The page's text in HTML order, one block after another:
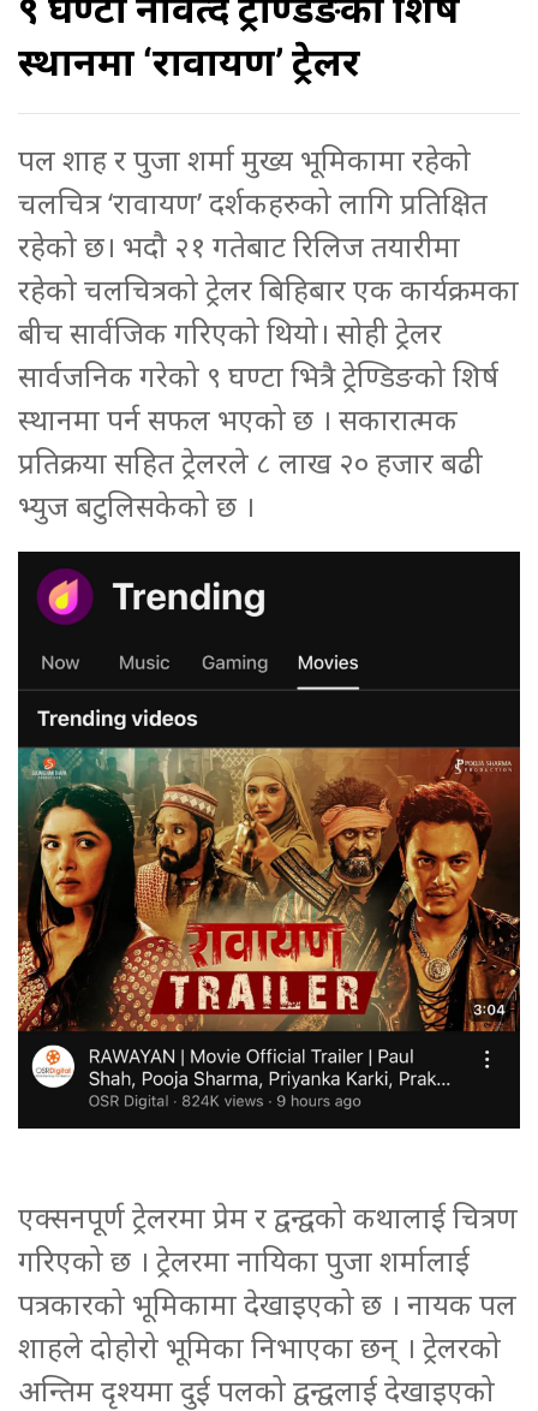
स्थानमा ‘रावायण’ ट्रेलर
पल शाह र पुजा शर्मा मुख्य भूमिकामा रहेको
चलचित्र ‘रावायण’ दर्शकहरुको लागि प्रतिक्षित
रहेको छ। भदौ २१ गतेबाट रिलिज तयारीमा
रहेको चलचित्रको ट्रेलर बिहिबार एक कार्यक्रमका
बीच सार्वजिक गरिएको थियो। सोही ट्रेलर
सार्वजनिक गरेको ९ घण्टा भित्रै ट्रेण्डिङको शिर्ष
स्थानमा पर्न सफल भएको छ । सकारात्मक
प्रतिक्रया सहित ट्रेलरले ८ लाख २० हजार बढी
भ्युज बटुलिसकेको छ ।
एक्सनपूर्ण ट्रेलरमा प्रेम र द्वन्द्वको कथालाई चित्रण
गरिएको छ । ट्रेलरमा नायिका पुजा शर्मालाई
पत्रकारको भूमिकामा देखाइएको छ । नायक पल
शाहले दोहोरो भूमिका निभाएका छन् । ट्रेलरको
अन्तिम दृश्यमा दुई पलको द्वन्द्वलाई देखाइएको